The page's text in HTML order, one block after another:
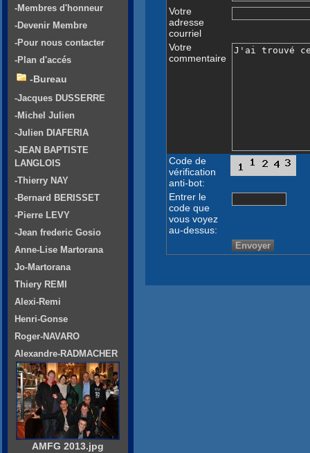
Votre
adresse
courriel
Votre
commentaire
Code de
vérification
anti-bot:
Entrer le
code que
vous voyez
au-dessus:
-Membres d'honneur
-Devenir Membre
-Pour nous contacter
-Plan d'accés
-Bureau
-Jacques DUSSERRE
-Michel Julien
-Julien DIAFERIA
-JEAN BAPTISTE
LANGLOIS
-Thierry NAY
-Bernard BERISSET
-Pierre LEVY
-Jean frederic Gosio
Anne-Lise Martorana
Jo-Martorana
Thiery REMI
Alexi-Remi
Henri-Gonse
Roger-NAVARO
Alexandre-RADMACHER
AMFG 2013.jpg